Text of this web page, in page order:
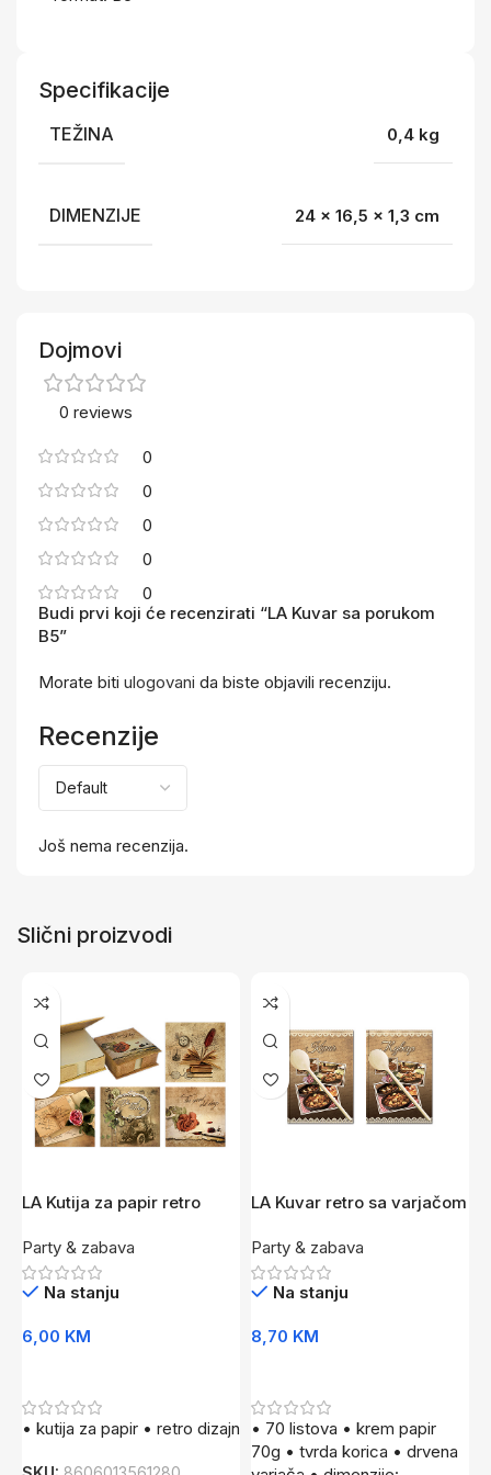
Specifikacije
TEŽINA 0,4 kg
DIMENZIJE 24 × 16,5 × 1,3 cm
Dojmovi
0 reviews
0
0
0
0
0
Recenzije
Još nema recenzija.
Budi prvi koji će recenzirati “LA Kuvar sa porukom
B5”
Morate biti ulogovani da biste objavili recenziju.
Slični proizvodi
LA Kutija za papir retro
Party & zabava
Na stanju
6,00 KM
• kutija za papir • retro dizajn
LA Kuvar retro sa varjačom
Party & zabava
Na stanju
8,70 KM
• 70 listova • krem papir
70g • tvrda korica • drvena